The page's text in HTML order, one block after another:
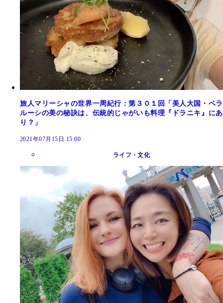
旅人マリーシャの世界一周紀行：第３０１回「美人大国・ベラ
ルーシの美の秘訣は、伝統的じゃがいも料理『ドラニキ』にあ
り？」
2021年07月15日 15:00
ライフ・文化